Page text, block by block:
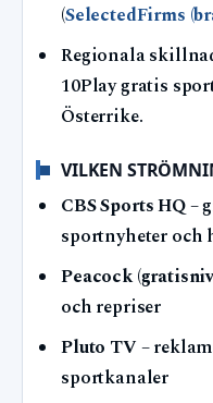
(SelectedFirms
Regionala
10Play gratis
Österrike.
VILKEN
CBS Sports HQ–
sportnyheter och
Peacock
och repriser
Pluto TV–
sportkanaler